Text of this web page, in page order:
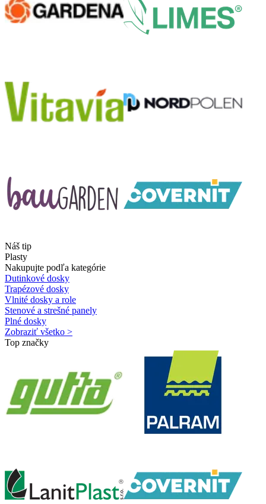
Náš tip
Plasty
Nakupujte podľa kategórie
Dutinkové dosky
Trapézové dosky
Vlnité dosky a role
Stenové a strešné panely
Plné dosky
Zobraziť všetko >
Top značky